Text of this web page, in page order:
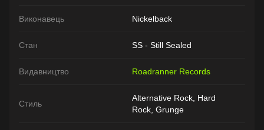
Виконавець Nickelback
Стан SS - Still Sealed
Видавництво Roadranner Records
Стиль
Alternative Rock, Hard
Rock, Grunge